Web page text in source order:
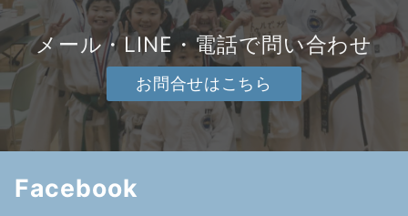
メール・LINE・電話で問い合わせ
お問合せはこちら
Facebook